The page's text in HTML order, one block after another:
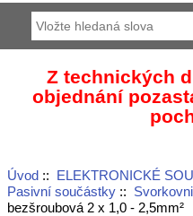
Z technických
objednání
Úvod:: ELEKTRONICKÉ
Pasivní součástky::
bezšroubová 2 x 1,0 - 2,5mm²